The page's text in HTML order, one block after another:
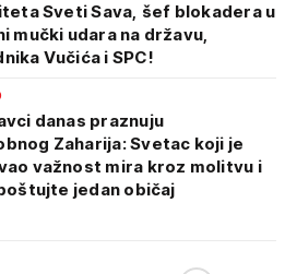
Sveti Sava, šef blokadera u
mučki udara na državu,
Vučića i SPC!
danas praznuju
Zaharija: Svetac koji je
važnost mira kroz molitvu i
jedan običaj